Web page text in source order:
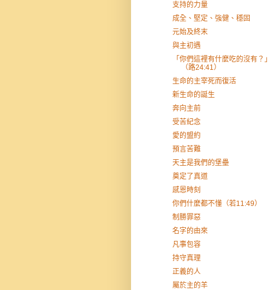
支持的力量
成全、堅定、強健、穩固
元始及終末
與主初遇
「你們這裡有什麼吃的沒有？」
（路24:41）
生命的主宰死而復活
新生命的誕生
奔向主前
受苦紀念
愛的盟約
預言苦難
天主是我們的堡壘
奠定了真道
感恩時刻
你們什麼都不懂（若11:49）
制勝罪惡
名字的由來
凡事包容
持守真理
正義的人
屬於主的羊